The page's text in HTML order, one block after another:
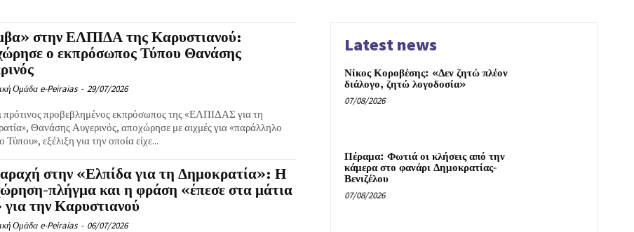
στην ΕΛΠΙΔΑ της Καρυστιανού:
ο εκπρόσωπος Τύπου Θανάσης
Ομάδα e-Peiraias - 29/07/2026
πρότινος προβεβλημένος εκπρόσωπος της «ΕΛΠΙΔΑΣ για τη
Θανάσης Αυγερινός, αποχώρησε με αιχμές για «παράλληλο
Τύπου», εξέλιξη για την οποία είχε...
στην «Ελπίδα για τη Δημοκρατία»: Η
πλήγμα και η φράση «έπεσε στα μάτια
την Καρυστιανού
Ομάδα e-Peiraias - 06/07/2026
Latest news
Νίκος Κοροβέσης: «Δεν ζητώ πλέον
διάλογο, ζητώ λογοδοσία»
07/08/2026
Πέραμα: Φωτιά οι κλήσεις από την
κάμερα στο φανάρι Δημοκρατίας-
Βενιζέλου
07/08/2026